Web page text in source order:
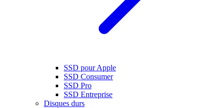
SSD pour Apple
SSD Consumer
SSD Pro
SSD Entreprise
Disques durs